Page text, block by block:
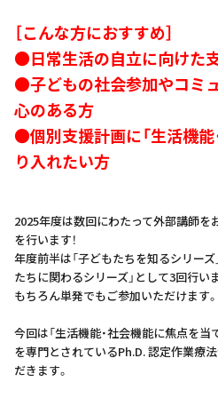
［こんな方におすすめ］
●日常生活の自立に向けた
●子どもの社会参加やコミ
心のある方
●個別支援計画に「生活機能
り入れたい方
2025年度は数回にわたって外部講師
を行います！
年度前半は「子どもたちを知るシリーズ
たちに関わるシリーズ」として3回行い
もちろん単発でもご参加いただけます。
今回は「生活機能・社会機能に焦点を当
を専門とされているPh.D. 認定作業療
だきます。